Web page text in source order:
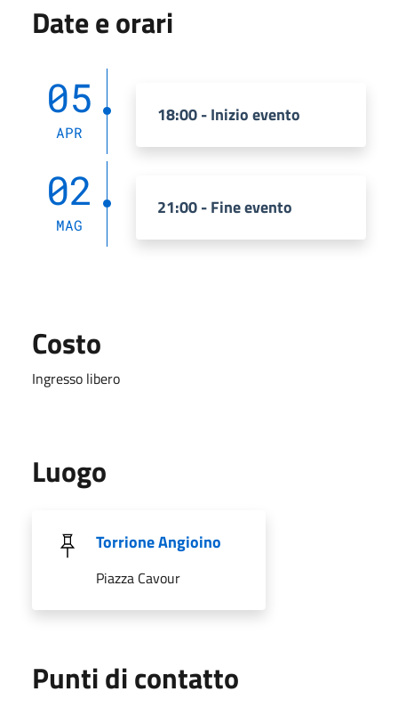
Date e orari
05
APR
18:00 - Inizio evento
02
MAG
21:00 - Fine evento
Costo
Ingresso libero
Luogo
Torrione Angioino
Piazza Cavour
Punti di contatto